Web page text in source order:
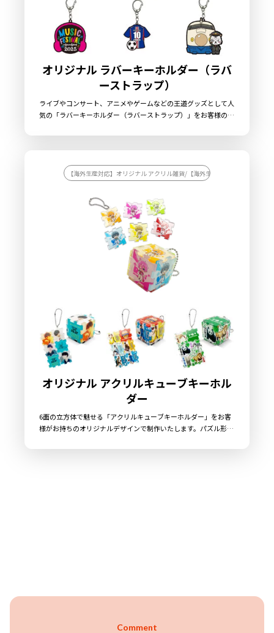
言っても過言ではありません。価格の安さだけで選ぶと、品質ト
ラブルや納期遅延、意思疎通ミスに泣かされる、などという可能
性も…。だからこそ、
実績が豊富で、現地工場とのパイプがしっ
かりある制作会社を選ぶこと
が大事です。相談しやすい担当者が
いて、見積もりや提案内容が明確、そして何より「困ったときに
相談できる」体制がある会社ならさらに安心感が段違いです。過
と、よりイメージが湧きやすくなり、 初めての海外生産でも、信
りの楽しさを再発見できるはずです！また、「国内生産と海外生
トと納期のバランスを取りながら理想のグッズ作りができます。
オリジナルキーホルダー制作で叶える夢とこだわり
オリジナルキーホルダー制作は、単なる物作りにとどまりませ
す。たとえば、自分の描いたイラストをオリジナルグッズにした
り、チームのロゴをオリジナルデザインで展開したり。特にアク
リルを使ったキーホルダーは、透明感が美しくオリジナルデザイ
ンを引き立てます。制作の現場では、アクリルカットの精度やオ
けます。オリジナルキーホルダー制作は、企業で制作しても個人
で制作しても、それぞれが特別なモノ作りです。大量生産のイメ
ージが強い海外生産でも、オリジナルの良さを引き出す制作は可
能です。だからこそ、素材感やキーホルダーのパーツ、制作の進
め方にこだわり抜きましょう。
ます。現場スタッフは、オリジナルのイメージがしっかり再現さ
オリジナル ラバーキーホルダー（ラバ
ーストラップ）
ライブやコンサート、アニメやゲームなどの王道グッズとして人
気の「ラバーキーホルダー（ラバーストラップ）」をお客様のオ
テル系の高品質PVC素材を採用したラバーキーホルダーですの
使用可能ですので、色鮮やかな仕上がりとなります。サイズは
面の立体感も好みに応じて2種（2層タイプ・半立体タイプ）より
お選び頂けます。販売に必要な資材も取り揃えておりますので、
お客様にはデザインを完成データにてご入稿いただくだけで、オ
リジナル商品として販売することができます。お気軽にご相談く
【海外生産対応】オリジナル アクリル雑貨/【海外生産対応】オリジナ
オリジナル アクリルキューブキーホル
ダー
6面の立方体で魅せる「アクリルキューブキーホルダー」をお客
様がお持ちのオリジナルデザインで制作いたします。パズル形状
ますので、パネルの配置は自由に組み替えることが可能です。ま
Comment